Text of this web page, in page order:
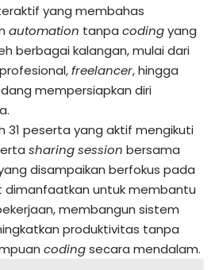
yang membahas
automation tanpa codingyang
berbagai kalangan, mulai dari
freelancer, hingga
mempersiapkan diri
31 peserta yang aktif mengikuti
sharing session bersama
disampaikan berfokus pada
dimanfaatkan untuk membantu
membangun sistem
produktivitas tanpa
codingsecara mendalam.